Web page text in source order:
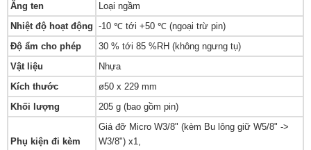
Ăng ten
Loại ngầm
Nhiệt độ hoạt động -10 ℃ tới +50 ℃ (ngoại trừ pin)
Độ ẩm cho phép
30 % tới 85 %RH (không ngưng tụ)
Vật liệu
Nhựa
Kích thước
ø50 x 229 mm
Khối lượng
205 g (bao gồm pin)
Phụ kiện đi kèm
Giá đỡ Micro W3/8" (kèm Bu lông giữ W5/8" ->
W3/8") x1,